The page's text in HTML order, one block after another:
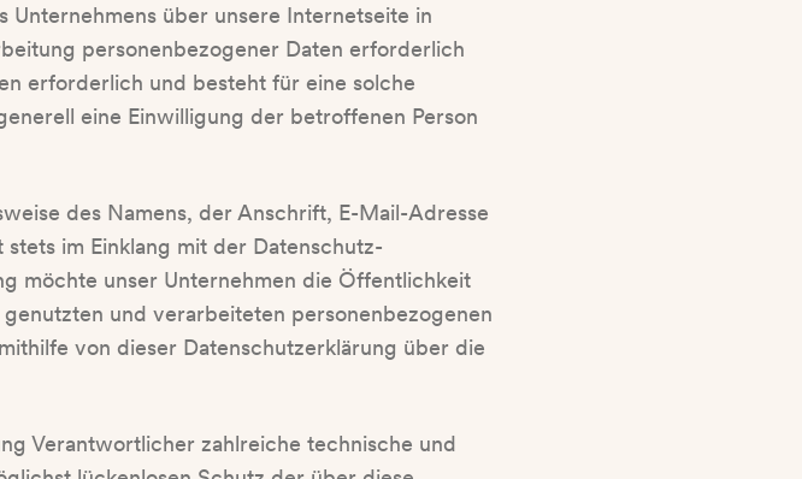
Unternehmens über unsere Internetseite in
personenbezogener Daten erforderlich
erforderlich und besteht für eine solche
eine Einwilligung der betroffenen Person
des Namens, der Anschrift, E-Mail-Adresse
im Einklang mit der Datenschutz-
möchte unser Unternehmen die Öffentlichkeit
und verarbeiteten personenbezogenen
von dieser Datenschutzerklärung über die
Verantwortlicher zahlreiche technische und